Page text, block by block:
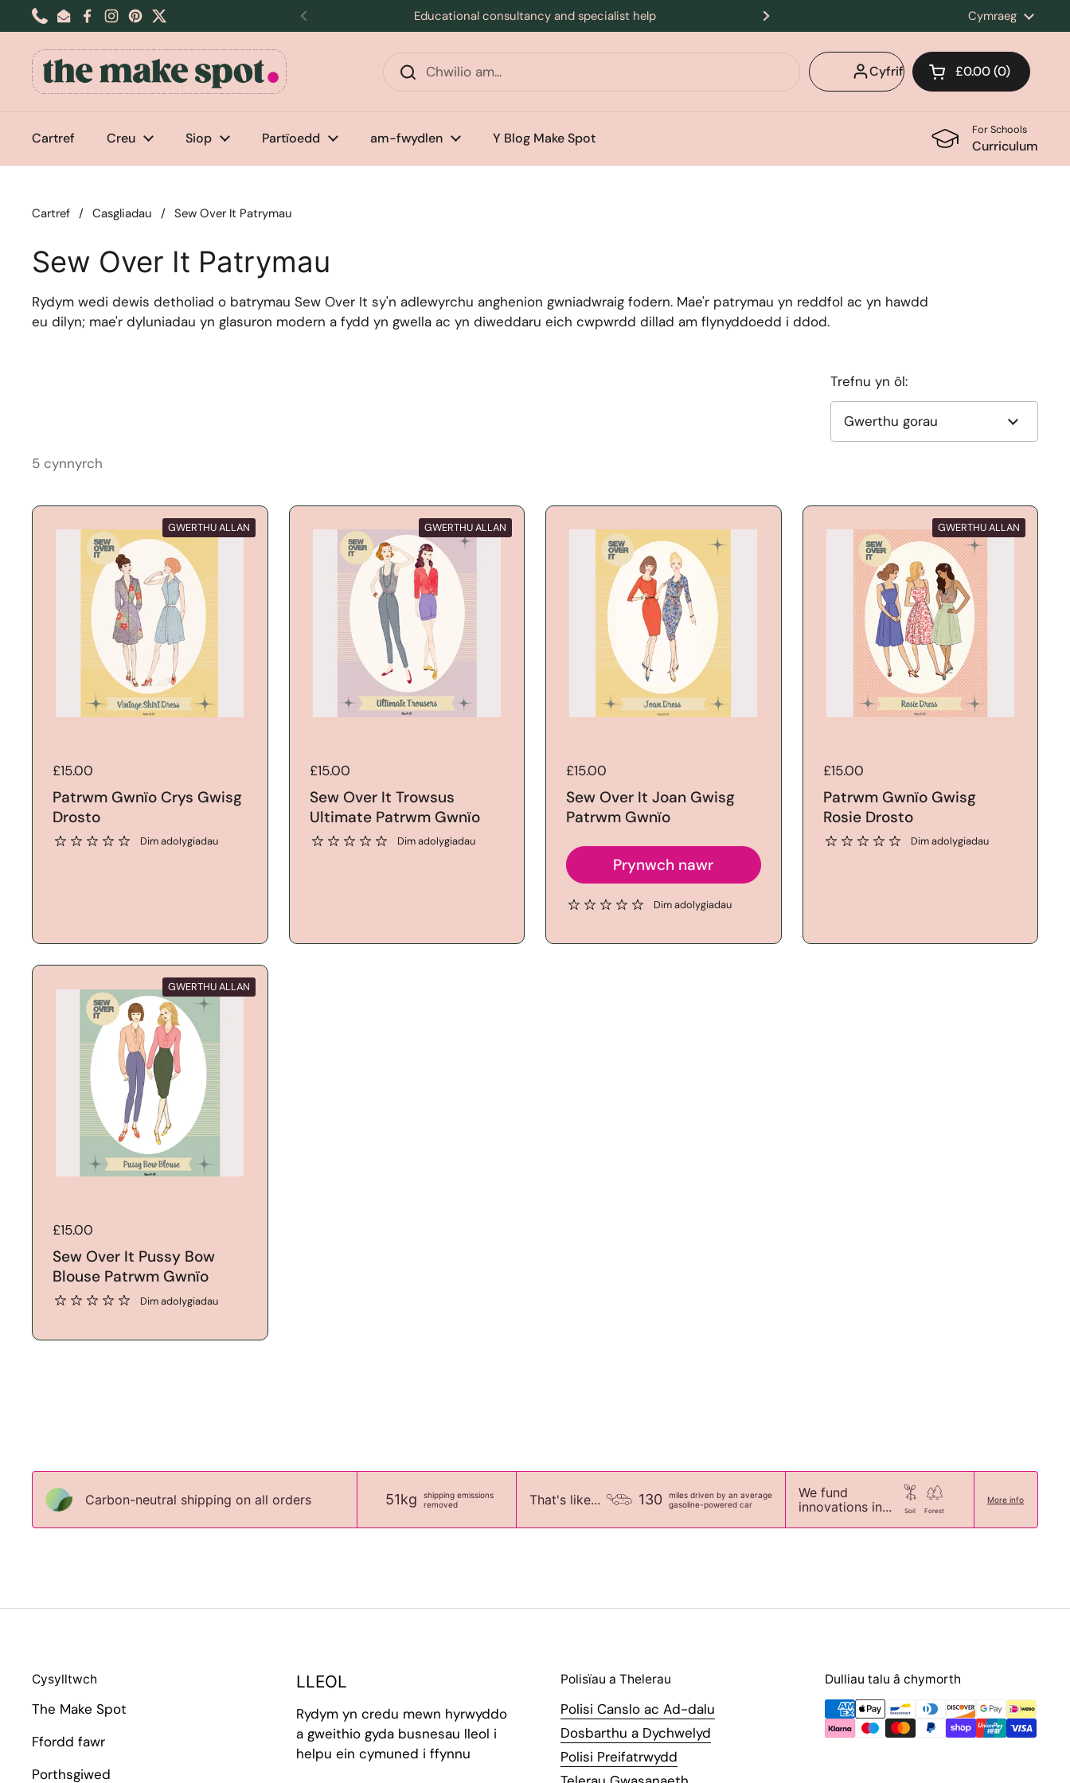
Neidio i'r cynnwys
PhoneEmailFacebook
Instagram
Pinterest
Twitter Blaenorol
Educational consultancy and specialist help Stiwdio Newydd yn Agor ym Mhorth Sgiwed
Nesaf
Iaith
Cymraeg
Cyfrif Cart agored
Cert Siopa
£0.00 0
cynnyrch yn eich
Cartref Creu Siop Partïoedd am-fwydlen Y Blog Make Spot
For Schools
Curriculum
Cartref / Casgliadau / Sew Over It Patrymau
Sew Over It Patrymau
Rydym wedi dewis detholiad o batrymau Sew Over It sy'n adlewyrchu anghenion gwniadwraig fodern. Mae'r patrymau yn reddfol ac yn hawdd
eu dilyn; mae'r dyluniadau yn glasuron modern a fydd yn gwella ac yn diweddaru eich cwpwrdd dillad am flynyddoedd i ddod.
Trefnu yn ôl:
5 cynnyrch
Price:
£15.00
Patrwm Gwnïo Crys Gwisg
Drosto
Dim adolygiadau
GWERTHU ALLAN
Price:
£15.00
Sew Over It Trowsus
Ultimate Patrwm Gwnïo
Dim adolygiadau
GWERTHU ALLAN
Price:
£15.00
Sew Over It Joan Gwisg
Patrwm Gwnïo
Prynwch nawr
Dim adolygiadau
Price:
£15.00
Patrwm Gwnïo Gwisg
Rosie Drosto
Dim adolygiadau
GWERTHU ALLAN
Price:
£15.00
Sew Over It Pussy Bow
Blouse Patrwm Gwnïo
Dim adolygiadau
GWERTHU ALLAN
Carbon-neutral shipping on all orders 51kg
shipping emissions
removed
That's like... 130
miles driven by an average
gasoline-powered car
We fund
innovations in...
Soil Forest
More info
Cysylltwch
The Make Spot
Ffordd fawr
Porthsgiwed
LLEOL
Rydym yn credu mewn hyrwyddo
a gweithio gyda busnesau lleol i
helpu ein cymuned i ffynnu
Polisïau a Thelerau
Polisi Canslo ac Ad-dalu
Dosbarthu a Dychwelyd
Polisi Preifatrwydd
Dulliau talu â chymorth